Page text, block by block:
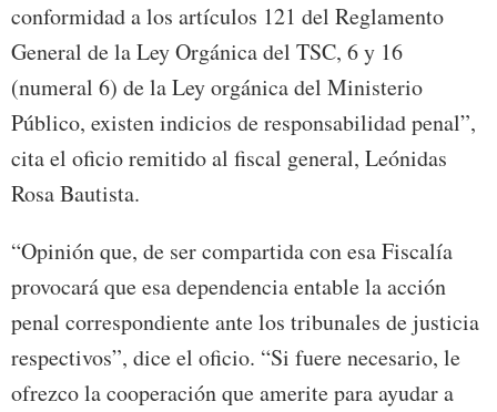
conformidad a los artículos 121 del Reglamento
General de la Ley Orgánica del TSC, 6 y 16
(numeral 6) de la Ley orgánica del Ministerio
Público, existen indicios de responsabilidad penal”,
cita el oficio remitido al fiscal general, Leónidas
Rosa Bautista.
“Opinión que, de ser compartida con esa Fiscalía
provocará que esa dependencia entable la acción
penal correspondiente ante los tribunales de justicia
respectivos”, dice el oficio. “Si fuere necesario, le
ofrezco la cooperación que amerite para ayudar a